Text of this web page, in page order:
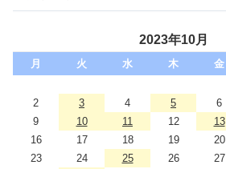
2023年10月
月 火 水 木 金
2
3 4 5 6
9
10 11 12 13
16
17 18 19 20
23
24 25 26 27